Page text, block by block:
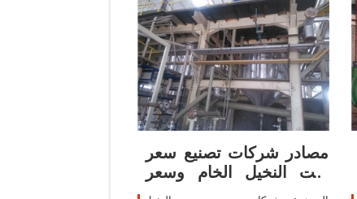
مصادر شركات تصنيع سعر
زيت النخيل الخام وسعر
زيت